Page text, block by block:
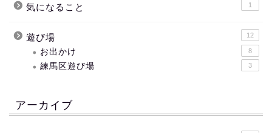
気になること 1
遊び場 12
お出かけ 8
練馬区遊び場 3
アーカイブ